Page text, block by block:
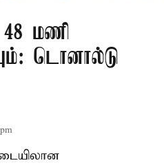
48 மணி
டொனால்டு